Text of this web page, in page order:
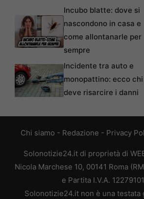
Incubo blatte: dove si
nascondono in casa e
come allontanarle per
sempre
Incidente tra auto e
monopattino: ecco chi
deve risarcire i danni
Chi siamo - Redazione - Privacy
Solonotizie24.it di proprietà di
Nicola Marchese 10, 00141 Roma
e Partita I.V.A.
Solonotizie24.it non è una testata